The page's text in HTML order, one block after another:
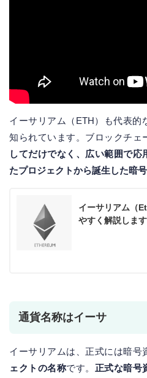
イーサリアム（ETH）も代表的
知られています。ブロックチェ
してだけでなく、広い範囲で
たプロジェクトから誕生した暗
イーサリアム（
やすく解説します
通貨名称はイーサ
イーサリアムは、正式には暗号
ェクトの名称です。 正式な暗号